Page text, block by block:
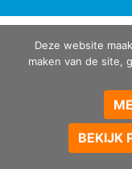
Deze website
maken van de site,
BEKIJK